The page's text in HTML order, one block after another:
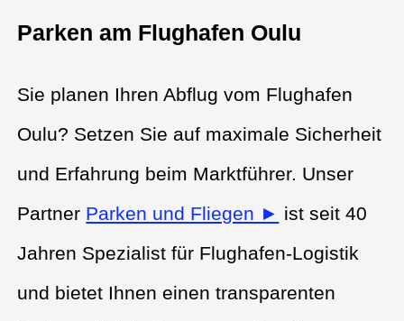
Parken am Flughafen Oulu
Sie planen Ihren Abflug vom Flughafen
Oulu? Setzen Sie auf maximale Sicherheit
und Erfahrung beim Marktführer. Unser
Partner Parken und Fliegen ► ist seit 40
Jahren Spezialist für Flughafen-Logistik
und bietet Ihnen einen transparenten